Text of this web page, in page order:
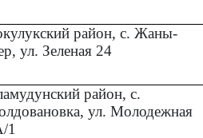
район, с. Жаны-
ул. Зеленая 24
район, с.
ул. Молодежная
1